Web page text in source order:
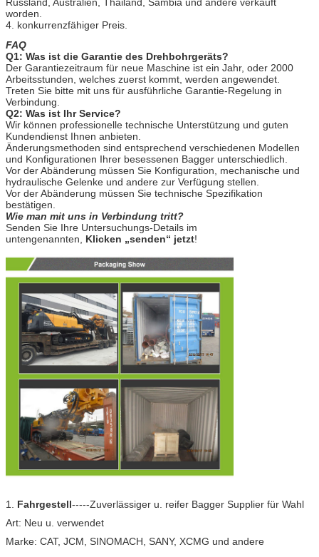
worden.
4. konkurrenzfähiger Preis.
FAQ
Q1: Was ist die Garantie des Drehbohrgeräts?
Der Garantiezeitraum für neue Maschine ist ein Jahr, oder 2000
Arbeitsstunden, welches zuerst kommt, werden angewendet.
Treten Sie bitte mit uns für ausführliche Garantie-Regelung in
Verbindung.
Q2: Was ist Ihr Service?
Wir können professionelle technische Unterstützung und guten
Kundendienst Ihnen anbieten.
Änderungsmethoden sind entsprechend verschiedenen Modellen
und Konfigurationen Ihrer besessenen Bagger unterschiedlich.
Vor der Abänderung müssen Sie Konfiguration, mechanische und
hydraulische Gelenke und andere zur Verfügung stellen.
Vor der Abänderung müssen Sie technische Spezifikation
bestätigen.
Wie man mit uns in Verbindung tritt?
Senden Sie Ihre Untersuchungs-Details im
untengenannten, Klicken „senden“ jetzt!
1. Fahrgestell-----Zuverlässiger u. reifer Bagger Supplier für Wahl
Art: Neu u. verwendet
Marke: CAT, JCM, SINOMACH, SANY, XCMG und andere